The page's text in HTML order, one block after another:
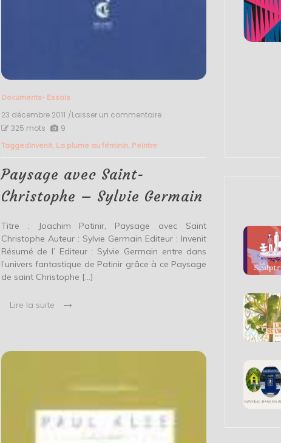
Documents- Essais
23 décembre 2011 /Laisser un commentaireon
Germain
325 mots 9
TaggedInvenit, La plume au féminin, Peintre
Paysage avec Saint-
Christophe – Sylvie Germain
Titre : Joachim Patinir, Paysage avec Saint
Christophe Auteur : Sylvie Germain Editeur : Invenit
Résumé de l’ Editeur : Sylvie Germain entre dans
l’univers fantastique de Patinir grâce à ce Paysage
de saint Christophe […]
Lire la suite